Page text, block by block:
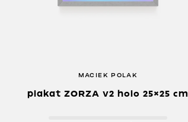
MACIEK POLAK
plakat ZORZA v2 holo 25×25 cm